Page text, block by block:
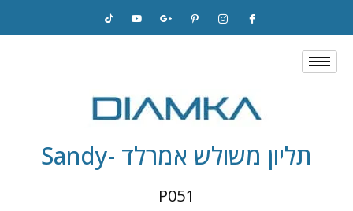
Skip
to
תליון משולש אמרלד -Sandy
P051